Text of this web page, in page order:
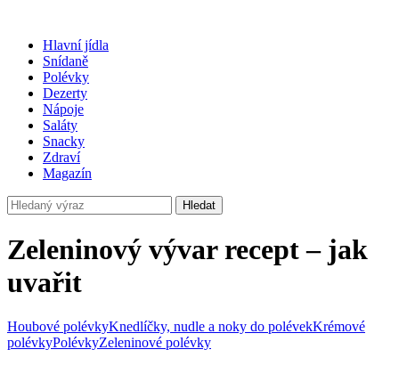
Hlavní jídla
Snídaně
Polévky
Dezerty
Nápoje
Saláty
Snacky
Zdraví
Magazín
Hledat
Zeleninový vývar recept – jak
uvařit
Houbové polévkyKnedlíčky, nudle a noky do polévekKrémové
polévkyPolévkyZeleninové polévky